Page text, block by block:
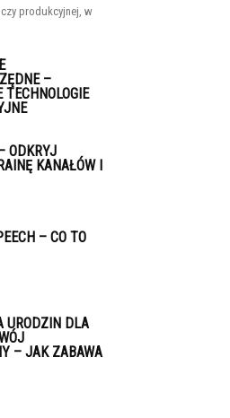
produkcyjnej, w
–
TECHNOLOGIE
ODKRYJ
KANAŁÓW I
– CO TO
URODZIN DLA
– JAK ZABAWA